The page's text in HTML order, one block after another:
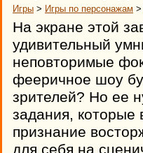
Игры > Игры по персонажам >
На экране этой
удивительный
неповторимые
фееричное шоу
зрителей? Но ее
задания,
признание
для себя на